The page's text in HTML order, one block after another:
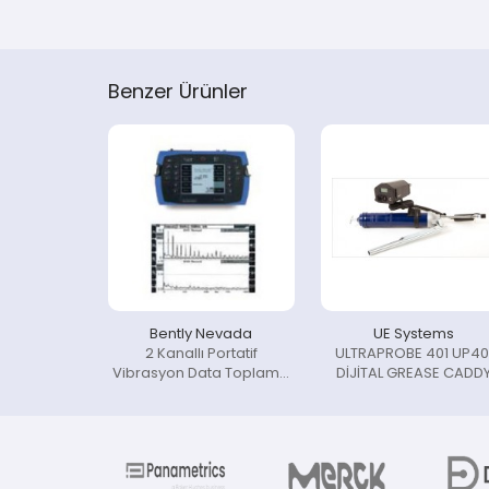
Benzer Ürünler
Bently Nevada
2 Kanallı Portatif
Vibrasyon Data Toplama
UE Systems
ULTRAPROBE 401
DİJİTAL GREASE